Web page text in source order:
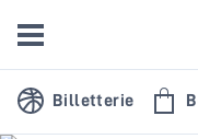
Billetterie